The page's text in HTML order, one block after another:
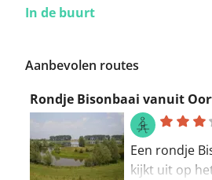
In de buurt
Aanbevolen routes
Rondje Bisonbaai vanuit
Een rondje
kijkt uit op